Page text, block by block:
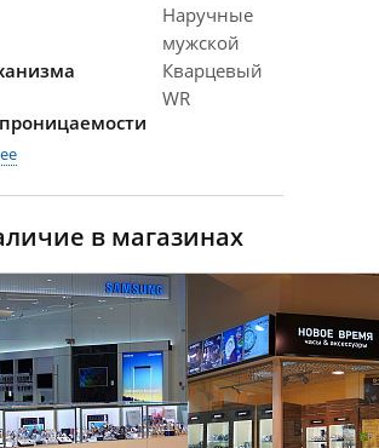
Наручные
мужской
Кварцевый
WR
в магазинах